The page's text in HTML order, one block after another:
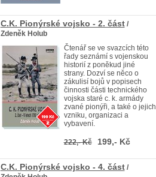
C.K. Pionýrské vojsko - 2. část/
Zdeněk Holub
Čtenář se ve svazcích této
řady seznámí s vojenskou
historií z poněkud jiné
strany. Dozví se něco o
zákulisí bojů v popisech
činnosti části technického
vojska staré c. k. armády
zvané pionýři, a také o jejich
vzniku, organizaci a
vybavení.
222,- Kč 199,- Kč
C.K. Pionýrské vojsko - 4. část/